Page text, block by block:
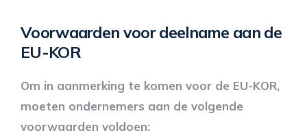
Voorwaarden voor deelname aan de
EU-KOR
Om in aanmerking te komen voor de EU-KOR,
moeten ondernemers aan de volgende
voorwaarden voldoen: